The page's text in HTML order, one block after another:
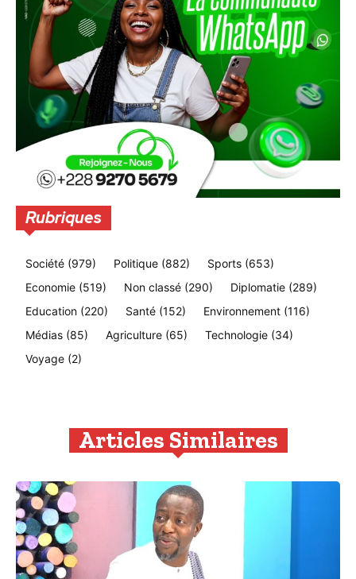
Rubriques
Société (979) Politique (882) Sports (653)
Economie (519) Non classé (290) Diplomatie (289)
Education (220) Santé (152) Environnement (116)
Médias (85) Agriculture (65) Technologie (34)
Voyage (2)
Articles Similaires